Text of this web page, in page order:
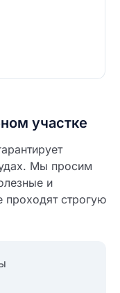
участке
Мы просим
и
проходят строгую